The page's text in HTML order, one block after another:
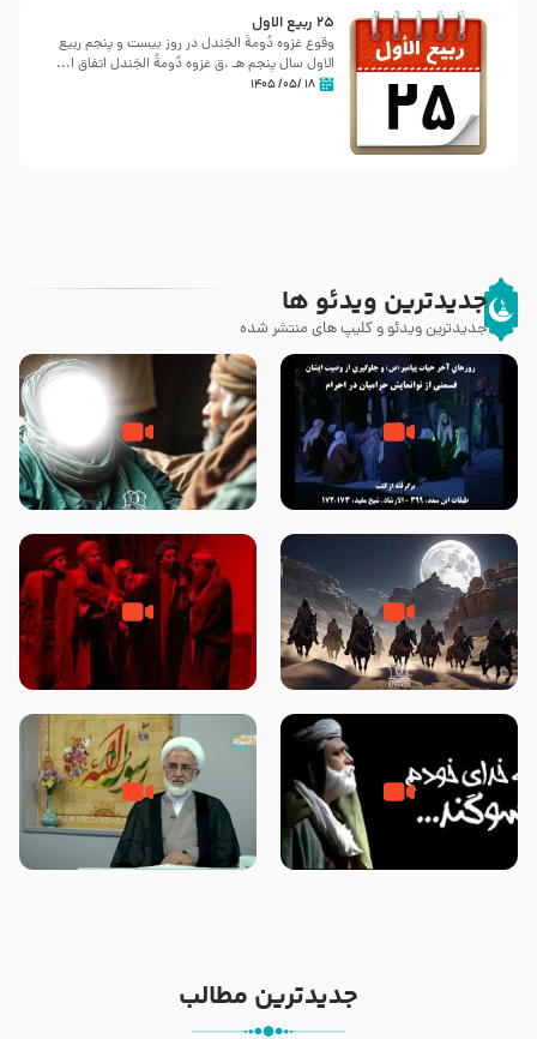
25 ربيع الاول
وقوع غزوه دُومةُ الجَندل در روز بیست و پنجم ربیع
الاول سال پنجم هـ .ق غزوه دُومةُ الجَندل اتفاق ا...
۱۸ /۰۵/ ۱۴۰۵
جدیدترین ویدئو ها
جدیدترین ویدئو و کلیپ های منتشر شده
روزهای آخر حیات پیامبر اکرم صلی
الله علیه و آله – قسمتی از
وصیتی که نوشته نشد (حدیث
قرطاس)
‌‌‌‌‌‌‌داستان ترور نافرجام رسول خدا
صلی الله علیه و آله – شهادت
قسمتی از نوا نمایش بیرق ماندگار
بیان توطئه های منافقین پیش از
خطبه حضرت سلمان سه روز پس از
شهادت پیامبر اکرم صلی الله علیه
مادر داعش – حجت الاسلام جباری
جدیدترین مطالب